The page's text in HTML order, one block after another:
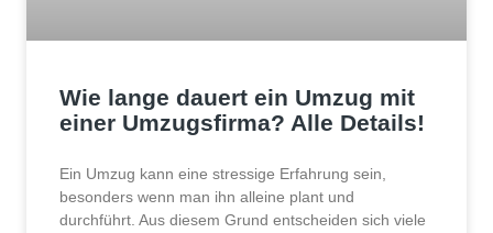
Wie lange dauert ein Umzug mit
einer Umzugsfirma? Alle Details!
Ein Umzug kann eine stressige Erfahrung sein,
besonders wenn man ihn alleine plant und
durchführt. Aus diesem Grund entscheiden sich viele